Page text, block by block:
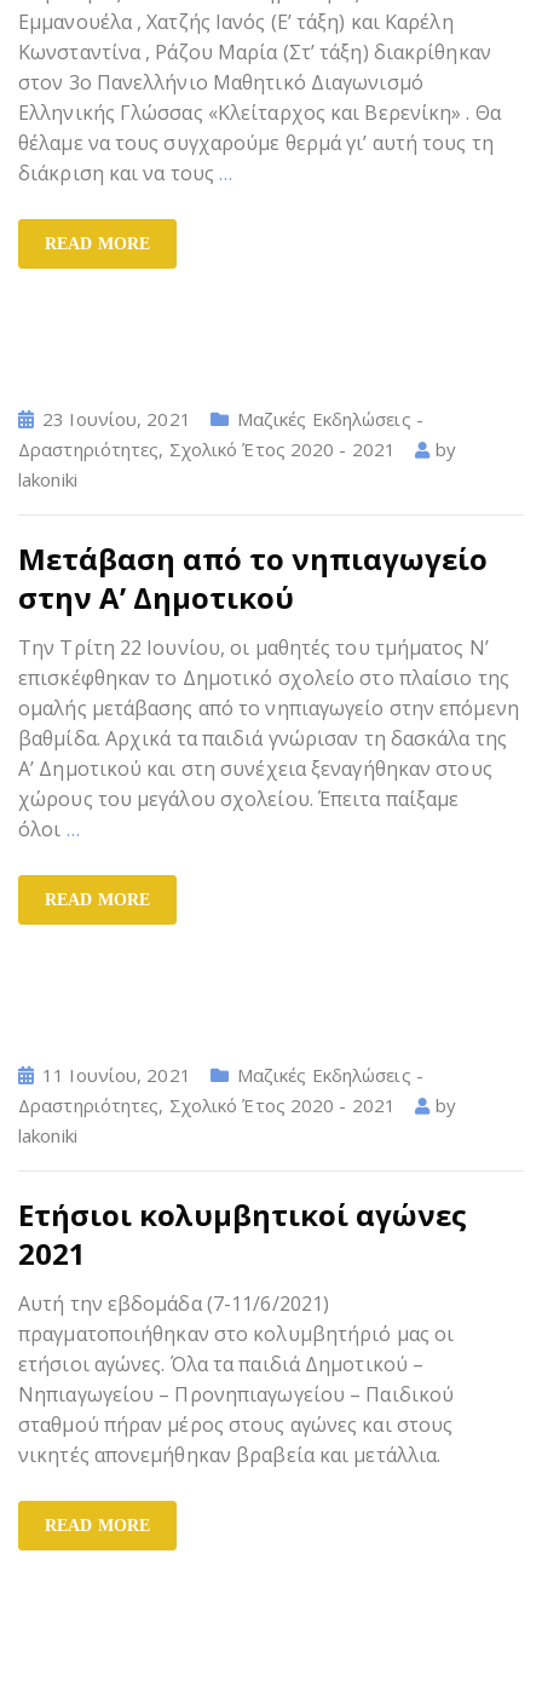
Εμμανουέλα , Χατζής Ιανός (Ε’ τάξη) και Καρέλη
Κωνσταντίνα , Ράζου Μαρία (Στ’ τάξη) διακρίθηκαν
στον 3ο Πανελλήνιο Μαθητικό Διαγωνισμό
Ελληνικής Γλώσσας «Κλείταρχος και Βερενίκη» . Θα
θέλαμε να τους συγχαρούμε θερμά γι’ αυτή τους τη
διάκριση και να τους…
READ MORE
23 Ιουνίου, 2021
Μαζικές Εκδηλώσεις -
Δραστηριότητες, Σχολικό Έτος 2020 - 2021
by
lakoniki
Μετάβαση από το νηπιαγωγείο
στην Α’ Δημοτικού
Την Τρίτη 22 Ιουνίου, οι μαθητές του τμήματος Ν’
επισκέφθηκαν το Δημοτικό σχολείο στο πλαίσιο της
ομαλής μετάβασης από το νηπιαγωγείο στην επόμενη
βαθμίδα. Αρχικά τα παιδιά γνώρισαν τη δασκάλα της
Α’ Δημοτικού και στη συνέχεια ξεναγήθηκαν στους
χώρους του μεγάλου σχολείου. Έπειτα παίξαμε
όλοι …
READ MORE
11 Ιουνίου, 2021
Μαζικές Εκδηλώσεις -
Δραστηριότητες, Σχολικό Έτος 2020 - 2021
by
lakoniki
Ετήσιοι κολυμβητικοί αγώνες
2021
Αυτή την εβδομάδα (7-11/6/2021)
πραγματοποιήθηκαν στο κολυμβητήριό μας οι
ετήσιοι αγώνες. Όλα τα παιδιά Δημοτικού –
Νηπιαγωγείου – Προνηπιαγωγείου – Παιδικού
σταθμού πήραν μέρος στους αγώνες και στους
νικητές απονεμήθηκαν βραβεία και μετάλλια.
READ MORE